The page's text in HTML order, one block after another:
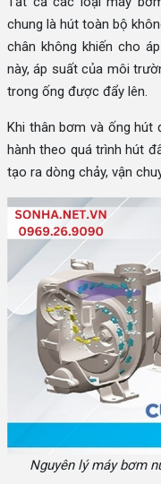
chung là hút toàn bộ
chân không khiến cho
này, áp suất của môi
trong ống được đẩy lên.
Khi thân bơm và ống hút
hành theo quá trình hút
tạo ra dòng chảy, vận
Nguyên lý máy bơm